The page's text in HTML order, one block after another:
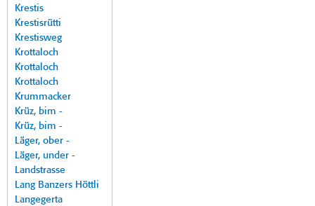
Krestis
Krestisrütti
Krestisweg
Krottaloch
Krottaloch
Krottaloch
Krummacker
Krüz, bim -
Krüz, bim -
Läger, ober -
Läger, under -
Landstrasse
Lang Banzers Höttli
Langegerta